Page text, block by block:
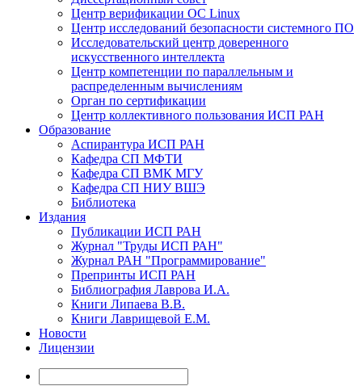
Центр верификации ОС Linux
Центр исследований безопасности системного ПО
Исследовательский центр доверенного
искусственного интеллекта
Центр компетенции по параллельным и
распределенным вычислениям
Орган по сертификации
Центр коллективного пользования ИСП РАН
Образование
Аспирантура ИСП РАН
Кафедра СП МФТИ
Кафедра СП ВМК МГУ
Кафедра СП НИУ ВШЭ
Библиотека
Издания
Публикации ИСП РАН
Журнал "Труды ИСП РАН"
Журнал РАН "Программирование"
Препринты ИСП РАН
Библиография Лаврова И.А.
Книги Липаева В.В.
Книги Лаврищевой Е.М.
Новости
Лицензии